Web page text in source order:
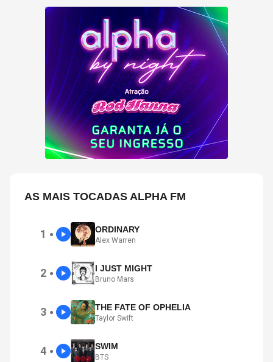
AS MAIS TOCADAS ALPHA FM
1 ● ORDINARY
Alex Warren
2 ● I JUST MIGHT
Bruno Mars
3 ● THE FATE OF OPHELIA
Taylor Swift
4 ● SWIM
BTS